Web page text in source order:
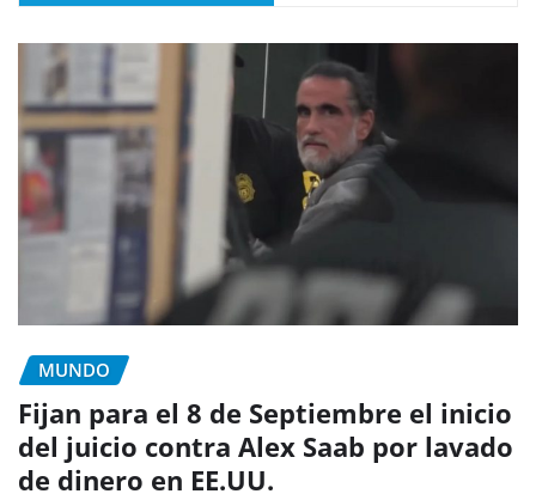
MUNDO
Fijan para el 8 de Septiembre el inicio
del juicio contra Alex Saab por lavado
de dinero en EE.UU.